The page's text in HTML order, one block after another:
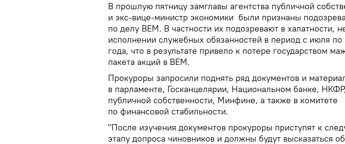
В прошлую пятницу замглавы агентства публичной
и экс-вице-министр экономики были признаны
по делу ВЕМ. В частности их подозревают в халатности,
исполнении служебных обязанностей в период с июля по
года, что в результате привело к потере государством
пакета акций в ВЕМ.
Прокуроры запросили поднять ряд документов и
в парламенте, Госканцелярии, Национальном банке,
публичной собственности, Минфине, а также в комитете
по финансовой стабильности.
"После изучения документов прокуроры приступят к
этапу допроса чиновников и должны будут высказаться